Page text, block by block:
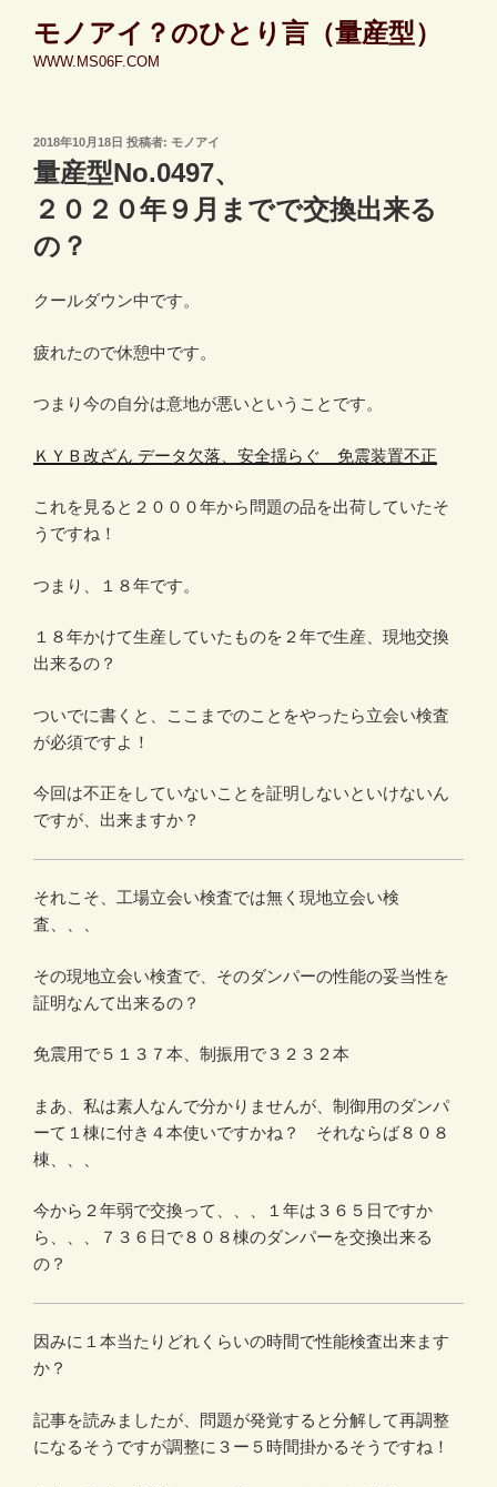
モノアイ？のひとり言（量産型）
WWW.MS06F.COM
投
稿
日:
2018年10月18日 投稿者: モノアイ
量産型No.0497、
２０２０年９月までで交換出来る
の？
クールダウン中です。
疲れたので休憩中です。
つまり今の自分は意地が悪いということです。
ＫＹＢ改ざん データ欠落、安全揺らぐ 免震装置不正
これを見ると２０００年から問題の品を出荷していたそ
うですね！
つまり、１８年です。
１８年かけて生産していたものを２年で生産、現地交換
出来るの？
ついでに書くと、ここまでのことをやったら立会い検査
が必須ですよ！
今回は不正をしていないことを証明しないといけないん
ですが、出来ますか？
それこそ、工場立会い検査では無く現地立会い検
査、、、
その現地立会い検査で、そのダンパーの性能の妥当性を
証明なんて出来るの？
免震用で５１３７本、制振用で３２３２本
まあ、私は素人なんで分かりませんが、制御用のダンパ
ーて１棟に付き４本使いですかね？ それならば８０８
棟、、、
今から２年弱で交換って、、、１年は３６５日ですか
ら、、、７３６日で８０８棟のダンパーを交換出来る
の？
因みに１本当たりどれくらいの時間で性能検査出来ます
か？
記事を読みましたが、問題が発覚すると分解して再調整
になるそうですが調整に３ー５時間掛かるそうですね！